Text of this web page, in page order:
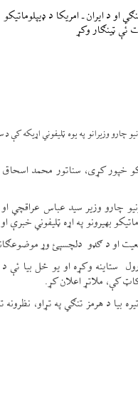
او د ایران ـ امریکا د ډیپلوماتیکو
ئې ټينګار وکړ
چارو وزیرانو په یوه ټلیفوني
خپور کړی، سناتور محمد
چارو وزیر سید عباس عراقچي
بهیرونو په اړه ټلیفوني
او د ګډو دلچسپئ وړ موضوعګانو
وکړه او یو ځل بیا ئې د
کې، ملاتړ اعلان کړ.
د هرمز تنګي په تړاو، نظرونه